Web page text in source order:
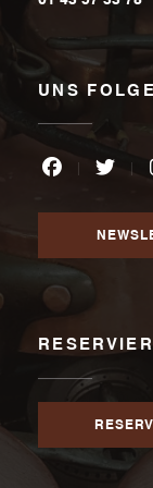
UNS